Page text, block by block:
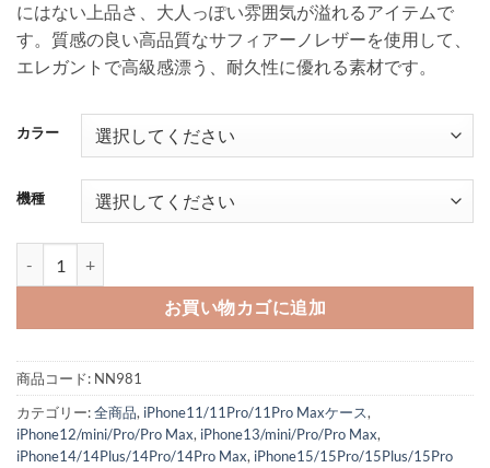
にはない上品さ、大人っぽい雰囲気が溢れるアイテムで
す。質感の良い高品質なサフィアーノレザーを使用して、
エレガントで高級感漂う、耐久性に優れる素材です。
カラー
機種
お買い物カゴに追加
商品コード: NN981
カテゴリー:全商品, iPhone11/11Pro/11Pro Maxケース,
iPhone12/mini/Pro/Pro Max, iPhone13/mini/Pro/Pro Max,
iPhone14/14Plus/14Pro/14Pro Max, iPhone15/15Pro/15Plus/15Pro